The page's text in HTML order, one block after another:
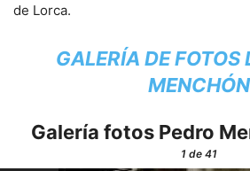
de Lorca.
GALERÍA DE FOTOS
MENCHÓN
Galería fotos Pedro
1de 41